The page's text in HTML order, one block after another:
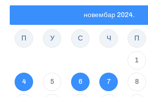
новембар 2024.
П У С Ч П
1
4 5 6 7 8